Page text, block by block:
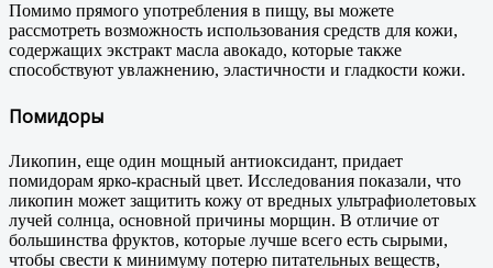
Помимо прямого употребления в пищу, вы можете
рассмотреть возможность использования средств для кожи,
содержащих экстракт масла авокадо, которые также
способствуют увлажнению, эластичности и гладкости кожи.
Помидоры
Ликопин, еще один мощный антиоксидант, придает
помидорам ярко-красный цвет. Исследования показали, что
ликопин может защитить кожу от вредных ультрафиолетовых
лучей солнца, основной причины морщин. В отличие от
большинства фруктов, которые лучше всего есть сырыми,
чтобы свести к минимуму потерю питательных веществ,